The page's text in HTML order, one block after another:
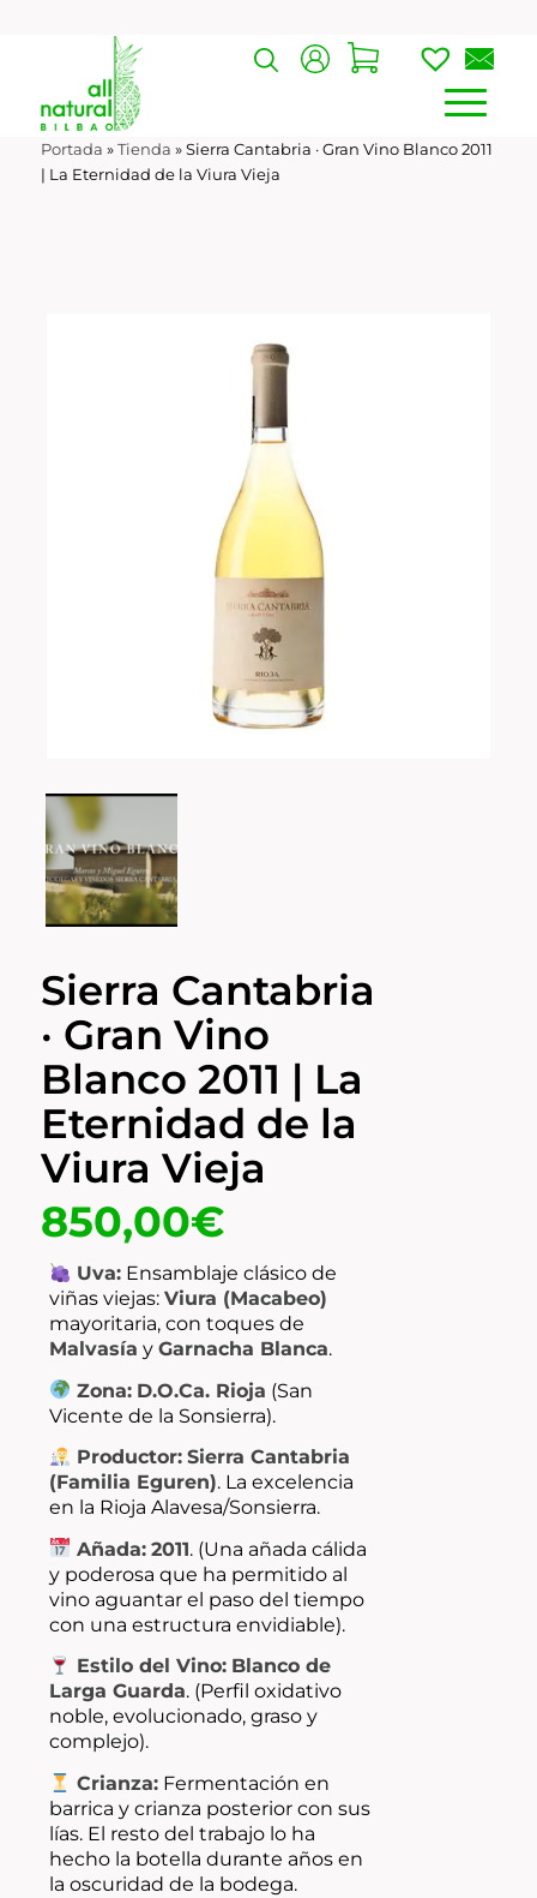
Portada »Tienda »Sierra Cantabria · Gran Vino Blanco 2011
| La Eternidad de la Viura Vieja
Sierra Cantabria
· Gran Vino
Blanco 2011 | La
Eternidad de la
Viura Vieja
850,00€
Uva:Ensamblaje clásico de
viñas viejas: Viura (Macabeo)
mayoritaria, con toques de
Malvasía y Garnacha Blanca.
Zona: D.O.Ca. Rioja (San
Vicente de la Sonsierra).
Productor: Sierra Cantabria
(Familia Eguren). La excelencia
en la Rioja Alavesa/Sonsierra.
Añada: 2011. (Una añada cálida
y poderosa que ha permitido al
vino aguantar el paso del tiempo
con una estructura envidiable).
Estilo del Vino: Blanco de
Larga Guarda. (Perfil oxidativo
noble, evolucionado, graso y
complejo).
Crianza:Fermentación en
barrica y crianza posterior con sus
lías. El resto del trabajo lo ha
hecho la botella durante años en
la oscuridad de la bodega.